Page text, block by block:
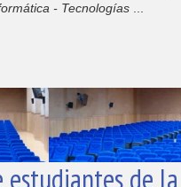
- Tecnologías
de